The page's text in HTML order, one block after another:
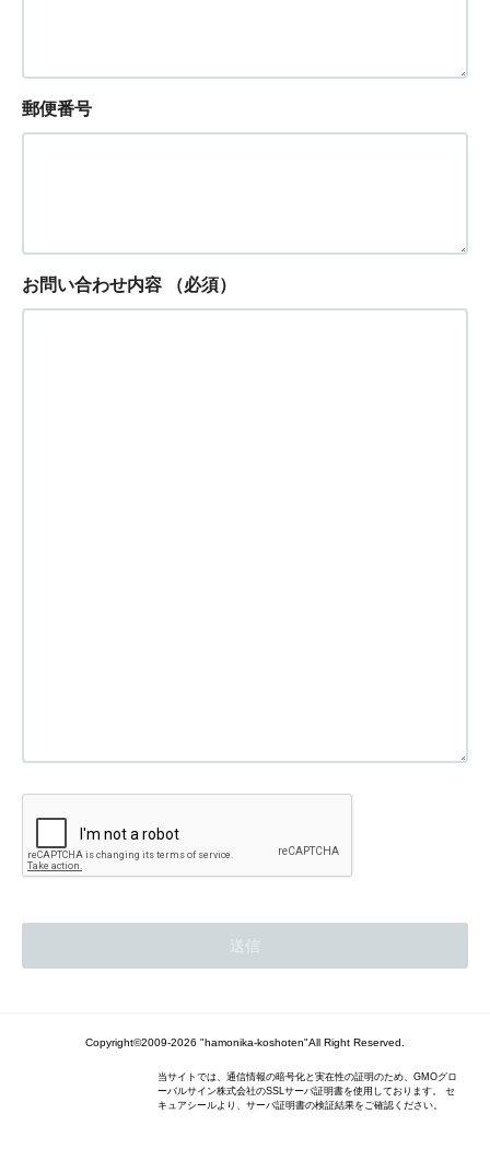
郵便番号
お問い合わせ内容 （必須）
Copyright©2009-2026 "hamonika-koshoten"All Right Reserved.
当サイトでは、通信情報の暗号化と実在性の証明のため、GMOグロ
ーバルサイン株式会社のSSLサーバ証明書を使用しております。 セ
キュアシールより、サーバ証明書の検証結果をご確認ください。